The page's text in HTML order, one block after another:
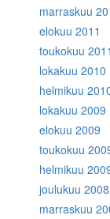
marraskuu
elokuu 2011
toukokuu 2011
lokakuu 2010
helmikuu
lokakuu 2009
elokuu 2009
toukokuu
helmikuu
joulukuu 2008
marraskuu